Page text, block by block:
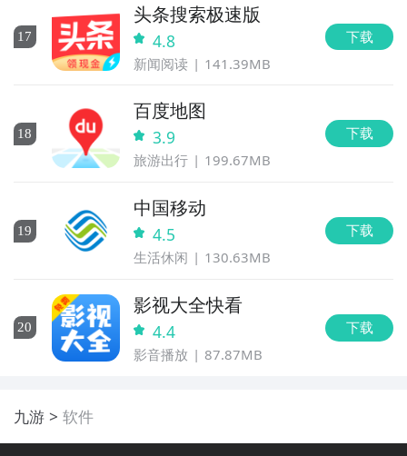
17
头条搜索极速版
4.8
新闻阅读 141.39MB
下载
18
百度地图
3.9
旅游出行 199.67MB
下载
19
中国移动
4.5
生活休闲 130.63MB
下载
20
影视大全快看
4.4
影音播放 87.87MB
下载
九游 软件